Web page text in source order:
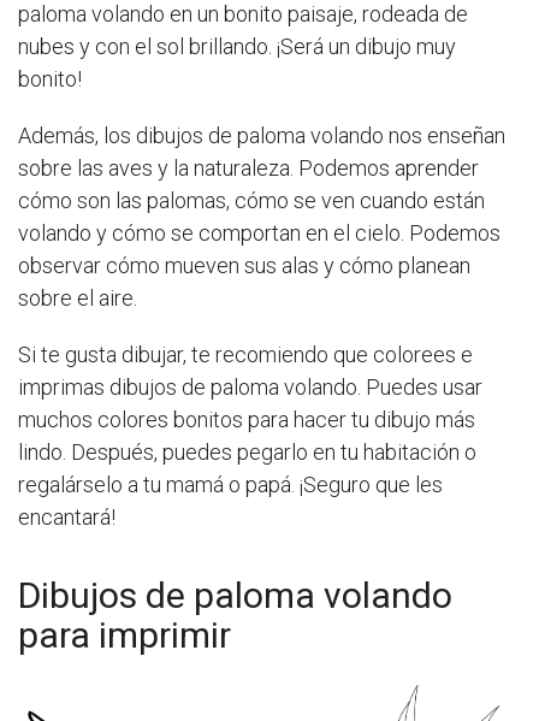
paloma volando en un bonito paisaje, rodeada de
nubes y con el sol brillando. ¡Será un dibujo muy
bonito!
Además, los dibujos de paloma volando nos enseñan
sobre las aves y la naturaleza. Podemos aprender
cómo son las palomas, cómo se ven cuando están
volando y cómo se comportan en el cielo. Podemos
observar cómo mueven sus alas y cómo planean
sobre el aire.
Si te gusta dibujar, te recomiendo que colorees e
imprimas dibujos de paloma volando. Puedes usar
muchos colores bonitos para hacer tu dibujo más
lindo. Después, puedes pegarlo en tu habitación o
regalárselo a tu mamá o papá. ¡Seguro que les
encantará!
Dibujos de paloma volando
para imprimir